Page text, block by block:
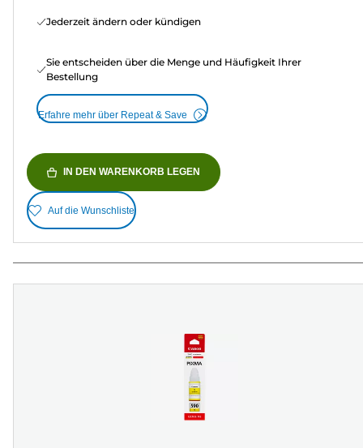
Jederzeit ändern oder kündigen
Sie entscheiden über die Menge und Häufigkeit Ihrer
Bestellung
Erfahre mehr über Repeat & Save
IN DEN WARENKORB LEGEN
Auf die Wunschliste